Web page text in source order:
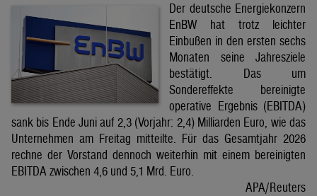
Der deutsche Energiekonzern
EnBW hat trotz leichter
Einbußen in den ersten sechs
Monaten seine Jahresziele
bestätigt. Das um
Sondereffekte bereinigte
operative Ergebnis (EBITDA)
sank bis Ende Juni auf 2,3 (Vorjahr: 2,4) Milliarden Euro, wie das
Unternehmen am Freitag mitteilte. Für das Gesamtjahr 2026
rechne der Vorstand dennoch weiterhin mit einem bereinigten
EBITDA zwischen 4,6 und 5,1 Mrd. Euro.
APA/Reuters